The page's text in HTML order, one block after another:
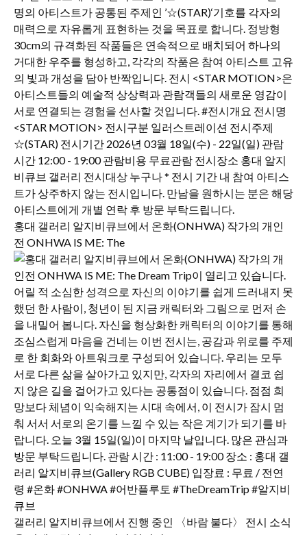
홍대 갤러리 알지비큐브에서 온화(ONHWA) 작가의 개인
전 ONHWA IS ME: The
갤러리 알지비큐브에서 진행 중인 〈바람 불다〉 전시 소식